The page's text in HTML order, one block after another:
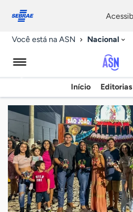
conosco
Você está na ASN Nacional
de
Início Editorias